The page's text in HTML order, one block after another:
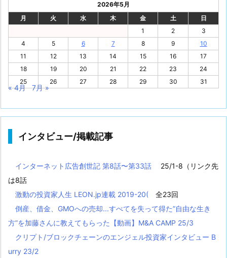
2026年5月
月
火 水 木 金 土
日
1
2
3
4
5 6 7 8 9
10
11
12 13 14 15 16
17
18
19 20 21 22 23
24
25
26 27 28 29 30 31
« 4月 7月 »
インタビュー/掲載記事
インターネット広告創世記 第8話〜第33話
25/1-8（リンク先
は8話
激動の投資家人生 LEON.jp連載 2019-20(
全23回
倒産、借金、GMOへの売却...すべてを失って得た”自由な生き
方”を加藤さんに教えてもらった【動画】M&A CAMP 25/3
クリプト/ブロックチェーンのエンジェル投資家インタビュー B
urry 23/2